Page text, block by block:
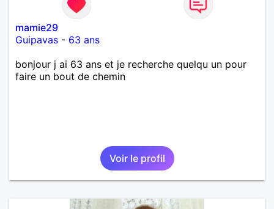
mamie29
Guipavas - 63 ans
bonjour j ai 63 ans et je recherche quelqu un pour
faire un bout de chemin
Voir le profil